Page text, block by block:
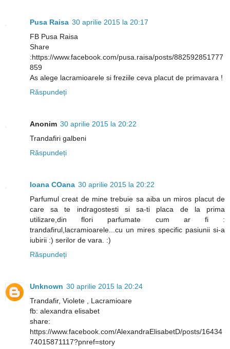
Pusa Raisa 30 aprilie 2015 la 20:17
FB Pusa Raisa
Share
:https://www.facebook.com/pusa.raisa/posts/882592851777
859
As alege lacramioarele si freziile ceva placut de primavara !
Răspundeți
Anonim 30 aprilie 2015 la 20:22
Trandafiri galbeni
Răspundeți
Ioana COana 30 aprilie 2015 la 20:22
Parfumul creat de mine trebuie sa aiba un miros placut de
care sa te indragostesti si sa-ti placa de la prima
utilizare,din flori parfumate cum ar fi :
trandafirul,lacramioarele...cu un mires specific pasiunii si-a
iubirii :) serilor de vara. :)
Răspundeți
Unknown 30 aprilie 2015 la 20:24
Trandafir, Violete , Lacramioare
fb: alexandra elisabet
share:
https://www.facebook.com/AlexandraElisabetD/posts/16434
74015871117?pnref=story